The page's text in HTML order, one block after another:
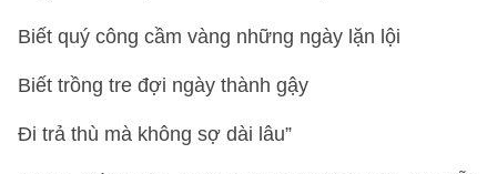
Biết quý công cầm vàng những ngày lặn lội
Biết trồng tre đợi ngày thành gậy
Đi trả thù mà không sợ dài lâu”